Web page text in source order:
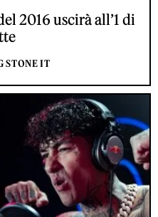
2016 uscirà all’1 di
STONE IT